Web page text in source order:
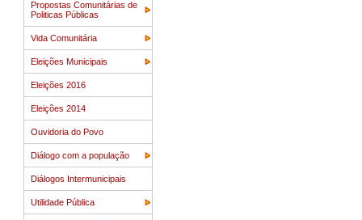
Propostas Comunitárias de
Politicas Públicas
Vida Comunitária
Eleições Municipais
Eleições 2016
Eleições 2014
Ouvidoria do Povo
Diálogo com a população
Diálogos Intermunicipais
Utilidade Pública